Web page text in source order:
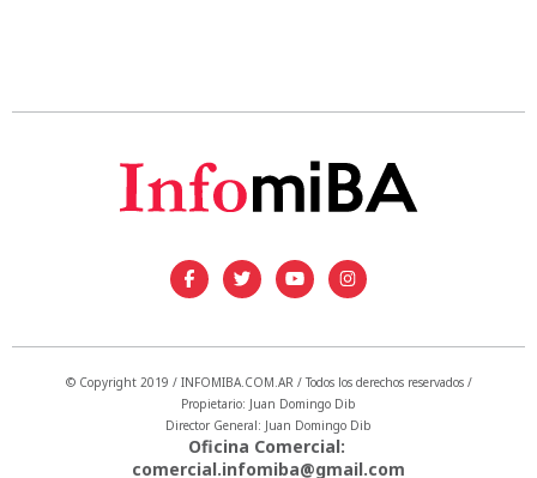
© Copyright 2019 / INFOMIBA.COM.AR / Todos los derechos reservados /
Propietario: Juan Domingo Dib
Director General: Juan Domingo Dib
Oficina Comercial:
comercial.infomiba@gmail.com